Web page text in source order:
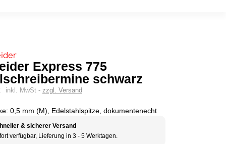
Express 775
schwarz
inkl. MwSt zzgl. Versand
0,5 mm (M), Edelstahlspitze, dokumentenecht
& sicherer Versand
verfügbar, Lieferung in 3 - 5 Werktagen.